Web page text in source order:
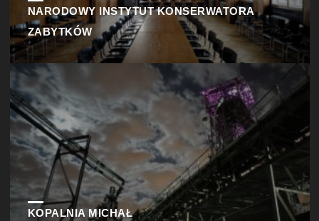
NARODOWY INSTYTUT KONSERWATORA
ZABYTKÓW
KOPALNIA MICHAŁ